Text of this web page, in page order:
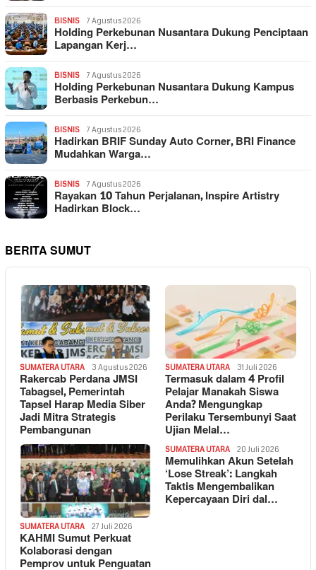
BISNIS 7 Agustus 2026
Holding Perkebunan Nusantara Dukung Penciptaan
Lapangan Kerj…
BISNIS 7 Agustus 2026
Holding Perkebunan Nusantara Dukung Kampus
Berbasis Perkebun…
BISNIS 7 Agustus 2026
Hadirkan BRIF Sunday Auto Corner, BRI Finance
Mudahkan Warga…
BISNIS 7 Agustus 2026
Rayakan 10 Tahun Perjalanan, Inspire Artistry
Hadirkan Block…
BERITA SUMUT
SUMATERA UTARA 3 Agustus 2026
Rakercab Perdana JMSI
Tabagsel, Pemerintah
Tapsel Harap Media Siber
Jadi Mitra Strategis
Pembangunan
SUMATERA UTARA 31 Juli 2026
Termasuk dalam 4 Profil
Pelajar Manakah Siswa
Anda? Mengungkap
Perilaku Tersembunyi Saat
Ujian Melal…
SUMATERA UTARA 27 Juli 2026
KAHMI Sumut Perkuat
Kolaborasi dengan
Pemprov untuk Penguatan
SUMATERA UTARA 20 Juli 2026
Memulihkan Akun Setelah
‘Lose Streak’: Langkah
Taktis Mengembalikan
Kepercayaan Diri dal…